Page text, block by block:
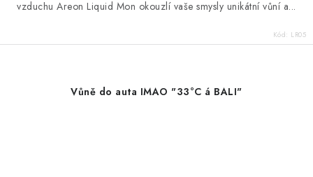
vzduchu Areon Liquid Mon okouzlí vaše smysly unikátní vůní a...
Kód: LR05
Vůně do auta IMAO "33°C á BALI"